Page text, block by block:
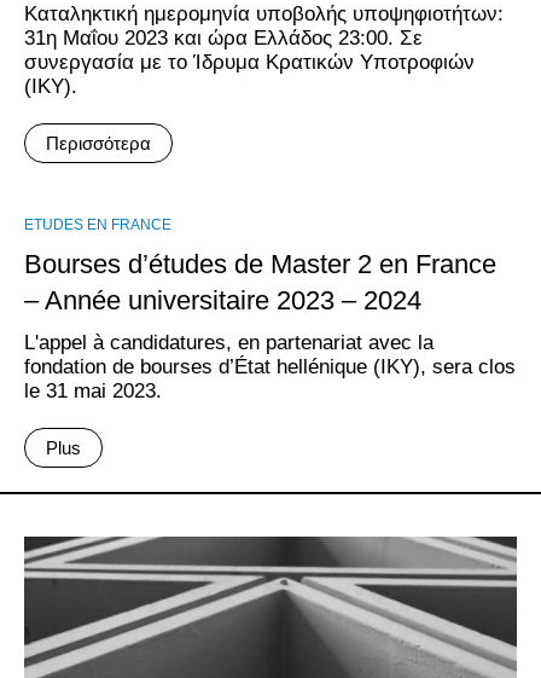
Καταληκτική ημερομηνία υποβολής υποψηφιοτήτων:
31η Μαΐου 2023 και ώρα Ελλάδος 23:00. Σε
συνεργασία με το Ίδρυμα Κρατικών Υποτροφιών
(ΙΚΥ).
Περισσότερα
ΕTUDES EN FRANCE
Bourses d’études de Master 2 en France
– Année universitaire 2023 – 2024
L'appel à candidatures, en partenariat avec la
fondation de bourses d’État hellénique (IKY), sera clos
le 31 mai 2023.
Plus